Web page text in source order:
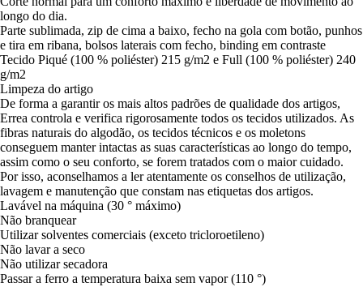
longo do dia.
Parte sublimada, zip de cima a baixo, fecho na gola com botão, punhos
e tira em ribana, bolsos laterais com fecho, binding em contraste
Tecido Piqué (100 % poliéster) 215 g/m2 e Full (100 % poliéster) 240
g/m2
Limpeza do artigo
De forma a garantir os mais altos padrões de qualidade dos artigos,
Errea controla e verifica rigorosamente todos os tecidos utilizados. As
fibras naturais do algodão, os tecidos técnicos e os moletons
conseguem manter intactas as suas características ao longo do tempo,
assim como o seu conforto, se forem tratados com o maior cuidado.
Por isso, aconselhamos a ler atentamente os conselhos de utilização,
lavagem e manutenção que constam nas etiquetas dos artigos.
Lavável na máquina (30 ° máximo)
Não branquear
Utilizar solventes comerciais (exceto tricloroetileno)
Não lavar a seco
Não utilizar secadora
Passar a ferro a temperatura baixa sem vapor (110 °)